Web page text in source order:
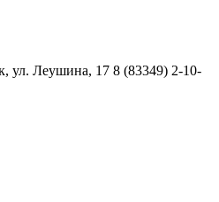
ул. Леушина, 17 8 (83349) 2-10-